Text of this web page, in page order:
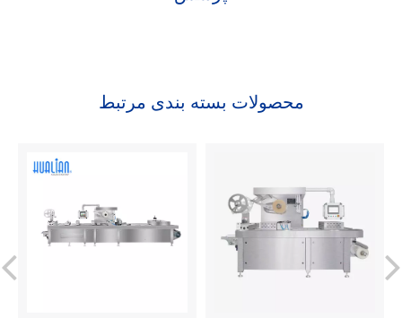
محصولات بسته بندی مرتبط